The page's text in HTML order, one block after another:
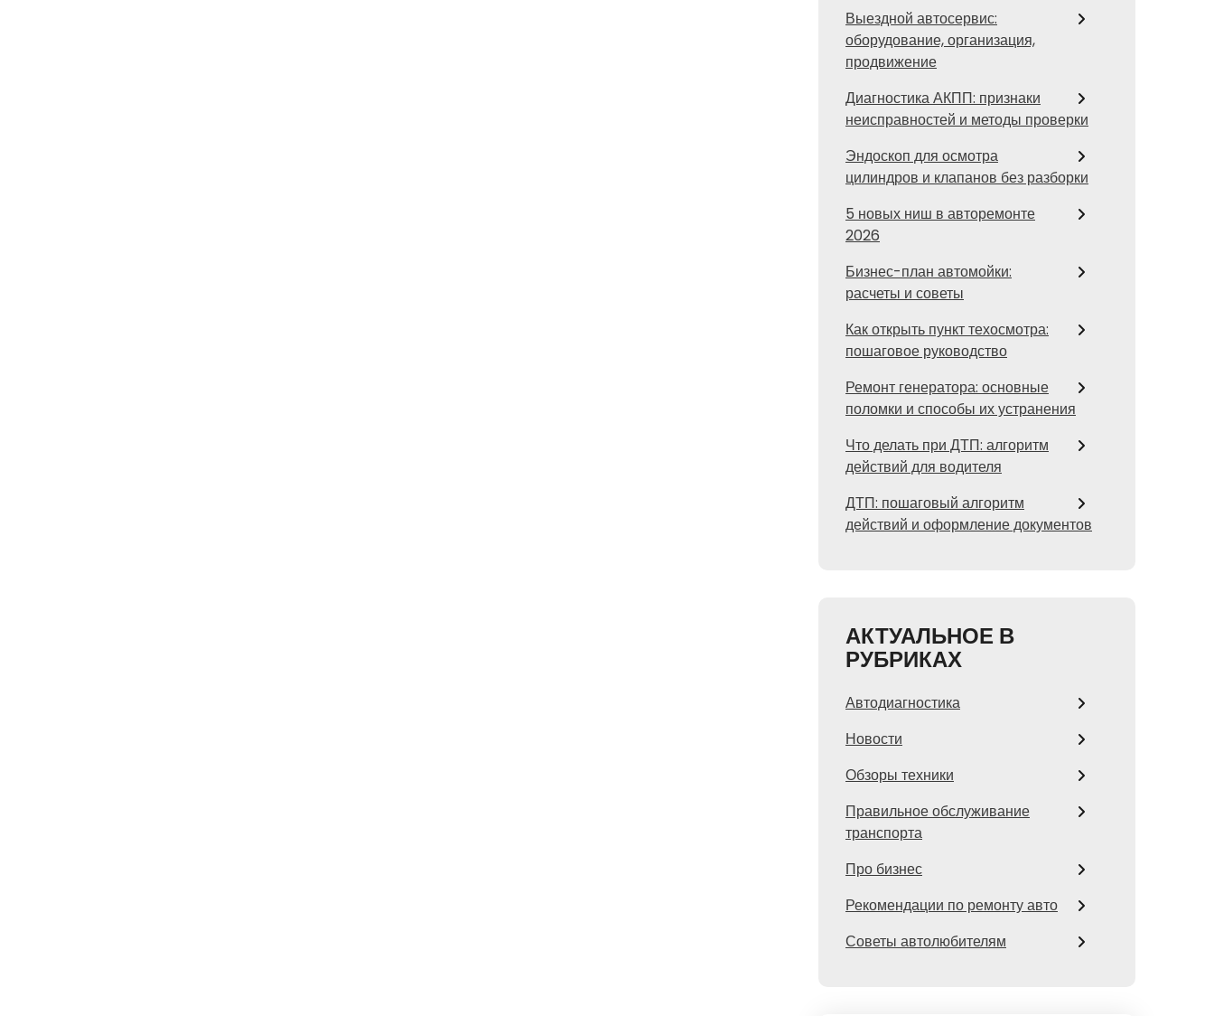
Выездной автосервис:
оборудование, организация,
продвижение
Диагностика АКПП: признаки
неисправностей и методы проверки
Эндоскоп для осмотра
цилиндров и клапанов без разборки
5 новых ниш в авторемонте
2026
Бизнес-план автомойки:
расчеты и советы
Как открыть пункт техосмотра:
пошаговое руководство
Ремонт генератора: основные
поломки и способы их устранения
Что делать при ДТП: алгоритм
действий для водителя
ДТП: пошаговый алгоритм
действий и оформление документов
АКТУАЛЬНОЕ В
РУБРИКАХ
Автодиагностика
Новости
Обзоры техники
Правильное обслуживание
транспорта
Про бизнес
Рекомендации по ремонту авто
Советы автолюбителям